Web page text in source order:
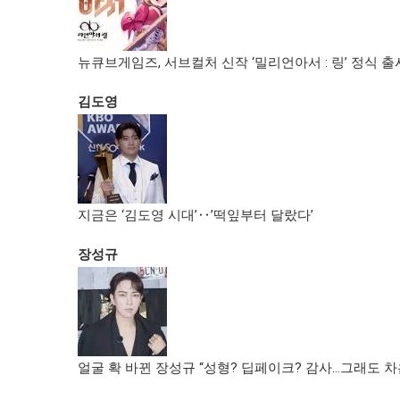
뉴큐브게임즈, 서브컬처 신작 ‘밀리언아서 : 링’ 정식 출
김도영
지금은 ‘김도영 시대’‥’떡잎부터 달랐다’
장성규
얼굴 확 바뀐 장성규 “성형? 딥페이크? 감사…그래도 차